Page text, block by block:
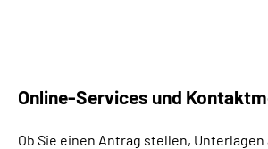
Language
Inhalte in Gebärdensprache (DGS)
Online-Services und
Ob Sie einen Antrag stellen,